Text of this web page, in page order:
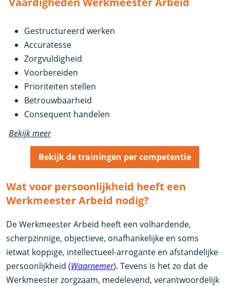
Gestructureerd werken
Accuratesse
Zorgvuldigheid
Voorbereiden
Prioriteiten stellen
Betrouwbaarheid
Consequent handelen
Bekijk meer
Bekijk de trainingen per competentie
Wat voor persoonlijkheid heeft een
Werkmeester Arbeid nodig?
De Werkmeester Arbeid heeft een volhardende,
scherpzinnige, objectieve, onafhankelijke en soms
ietwat koppige, intellectueel-arrogante en afstandelijke
persoonlijkheid (Waarnemer). Tevens is het zo dat de
Werkmeester zorgzaam, medelevend, verantwoordelijk